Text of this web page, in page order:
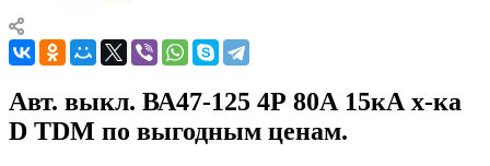
Авт. выкл. ВА47-125 4Р 80А 15кА х-ка
D TDM по выгодным ценам.